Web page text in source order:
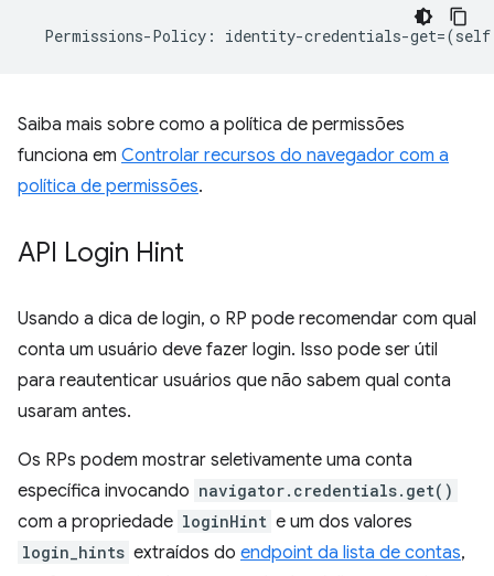
Permissions-Policy : identity-credentials-get=(self
Saiba mais sobre como a política de permissões
funciona em Controlar recursos do navegador com a
política de permissões.
API Login Hint
Usando a dica de login, o RP pode recomendar com qual
conta um usuário deve fazer login. Isso pode ser útil
para reautenticar usuários que não sabem qual conta
usaram antes.
Os RPs podem mostrar seletivamente uma conta
específica invocando navigator.credentials.get()
com a propriedade loginHint e um dos valores
login_hints extraídos do endpoint da lista de contas,